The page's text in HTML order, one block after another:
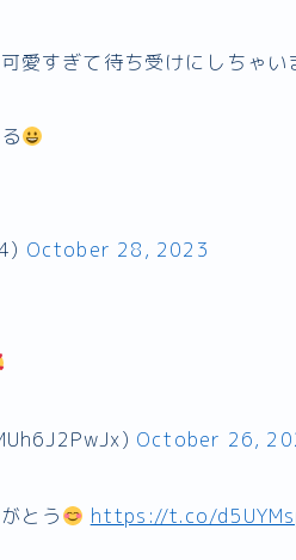
愛すぎて待ち受けにしちゃい
October 28, 2023
October 26,
とう https://t.co/